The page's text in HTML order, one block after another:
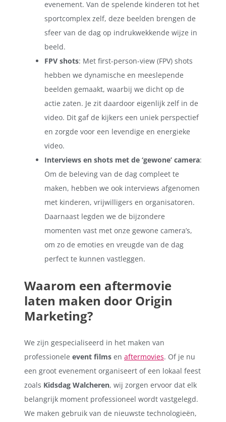
evenement. Van de spelende kinderen tot het
sportcomplex zelf, deze beelden brengen de
sfeer van de dag op indrukwekkende wijze in
beeld.
FPV shots: Met first-person-view (FPV) shots
hebben we dynamische en meeslepende
beelden gemaakt, waarbij we dicht op de
actie zaten. Je zit daardoor eigenlijk zelf in de
video. Dit gaf de kijkers een uniek perspectief
en zorgde voor een levendige en energieke
video.
Interviews en shots met de ‘gewone’ camera:
Om de beleving van de dag compleet te
maken, hebben we ook interviews afgenomen
met kinderen, vrijwilligers en organisatoren.
Daarnaast legden we de bijzondere
momenten vast met onze gewone camera’s,
om zo de emoties en vreugde van de dag
perfect te kunnen vastleggen.
Waarom een aftermovie
laten maken door Origin
Marketing?
We zijn gespecialiseerd in het maken van
professionele event films en aftermovies. Of je nu
een groot evenement organiseert of een lokaal feest
zoals Kidsdag Walcheren, wij zorgen ervoor dat elk
belangrijk moment professioneel wordt vastgelegd.
We maken gebruik van de nieuwste technologieën,